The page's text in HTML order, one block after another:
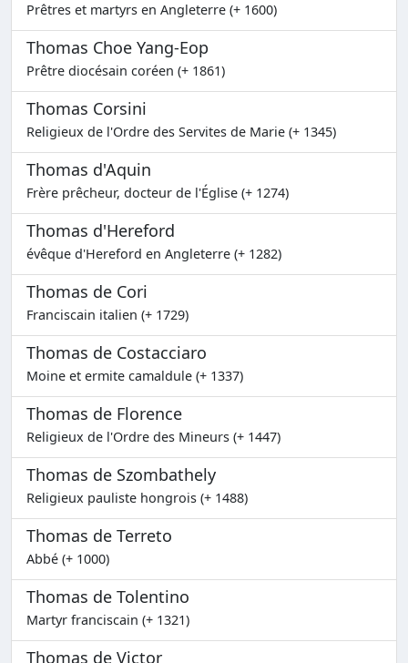
Prêtres et martyrs en Angleterre (+ 1600)
Thomas Choe Yang-Eop
Prêtre diocésain coréen (+ 1861)
Thomas Corsini
Religieux de l'Ordre des Servites de Marie (+ 1345)
Thomas d'Aquin
Frère prêcheur, docteur de l'Église (+ 1274)
Thomas d'Hereford
évêque d'Hereford en Angleterre (+ 1282)
Thomas de Cori
Franciscain italien (+ 1729)
Thomas de Costacciaro
Moine et ermite camaldule (+ 1337)
Thomas de Florence
Religieux de l'Ordre des Mineurs (+ 1447)
Thomas de Szombathely
Religieux pauliste hongrois (+ 1488)
Thomas de Terreto
Abbé (+ 1000)
Thomas de Tolentino
Martyr franciscain (+ 1321)
Thomas de Victor